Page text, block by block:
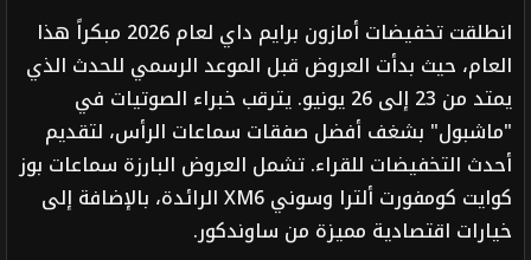
انطلقت تخفيضات أمازون برايم داي لعام 2026 مبكراً هذا
العام، حيث بدأت العروض قبل الموعد الرسمي للحدث الذي
يمتد من 23 إلى 26 يونيو. يترقب خبراء الصوتيات في
"ماشبول" بشغف أفضل صفقات سماعات الرأس، لتقديم
أحدث التخفيضات للقراء. تشمل العروض البارزة سماعات بوز
كوايت كومفورت ألترا وسوني XM6 الرائدة، بالإضافة إلى
خيارات اقتصادية مميزة من ساوندكور.